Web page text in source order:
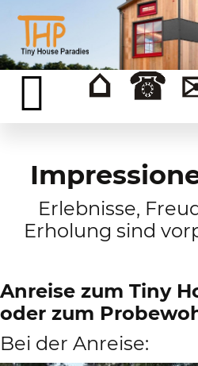
Erlebnisse,
Erholung sind
Anreise zum Tiny
oder zum
Bei der Anreise: